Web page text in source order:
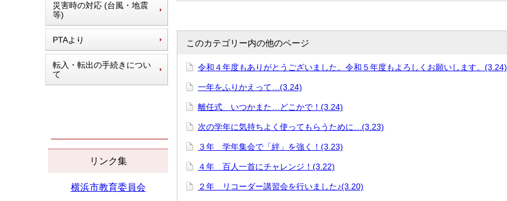
災害時の対応 (台風・地震
等)
PTAより
転入・転出の手続きについ
て
リンク集
横浜市教育委員会
このカテゴリー内の他のページ
令和４年度もありがとうございました。令和５年度もよろしくお願いします。(3.24)
一年をふりかえって…(3.24)
離任式 いつかまた…どこかで！(3.24)
次の学年に気持ちよく使ってもらうために…(3.23)
３年 学年集会で「絆」を強く！(3.23)
４年 百人一首にチャレンジ！(3.22)
２年 リコーダー講習会を行いました♪(3.20)